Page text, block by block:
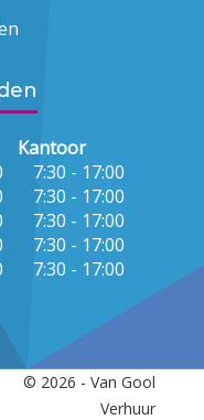
Kantoor
7:30 - 17:00
7:30 - 17:00
7:30 - 17:00
7:30 - 17:00
7:30 - 17:00
© 2026 - Van Gool
Verhuur